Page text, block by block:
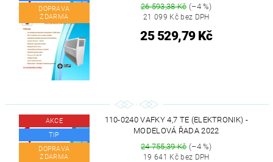
DOPRAVA
ZDARMA
26 593,38 Kč(–4 %)
21 099 Kč bez DPH
25 529,79 Kč
AKCE
TIP
DOPRAVA
ZDARMA
110-0240 VAFKY 4,7 TE (ELEKTRONIK) -
MODELOVÁ ŘADA 2022
24 755,39 Kč(–4 %)
19 641 Kč bez DPH